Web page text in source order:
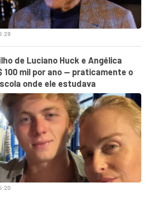
de Luciano Huck e Angélica
100 mil por ano — praticamente o
onde ele estudava